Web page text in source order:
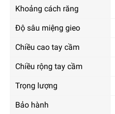
Khoảng cách răng
Độ sâu miệng gieo
Chiều cao tay cầm
Chiều rộng tay cầm
Trọng lượng
Bảo hành